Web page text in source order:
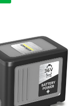
138.61 лв..